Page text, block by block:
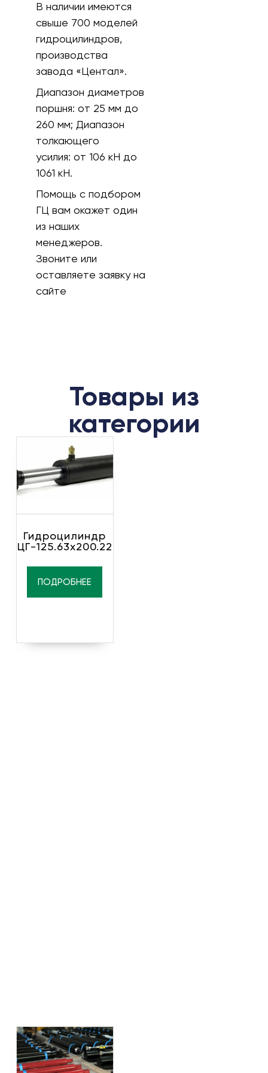
В наличии имеются
свыше 700 моделей
гидроцилиндров,
производства
завода «Центал».
Диапазон диаметров
поршня:от 25 мм до
260 мм; Диапазон
толкающего
усилия:от 106 кH до
1061 кН.
Помощь с подбором
ГЦ вам окажет один
из наших
менеджеров.
Звоните или
оставляете заявку на
сайте
Товары из
категории
Гидроцилиндр
ЦГ-125.63х200.22
ПОДРОБНЕЕ